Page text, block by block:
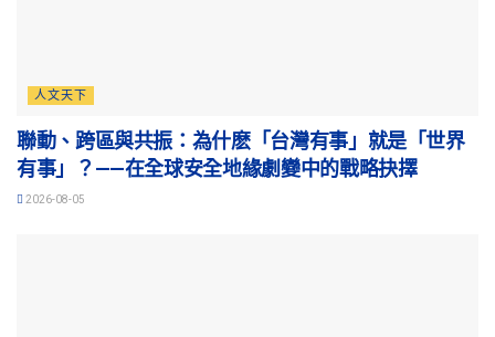
人文天下
聯動、跨區與共振：為什麽「台灣有事」就是「世界
有事」？——在全球安全地緣劇變中的戰略抉擇
2026-08-05